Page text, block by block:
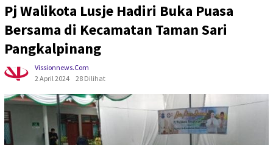
Pj Walikota Lusje Hadiri Buka Puasa
Bersama di Kecamatan Taman Sari
Pangkalpinang
Vissionnews.com
2 April 2024
28 Dilihat